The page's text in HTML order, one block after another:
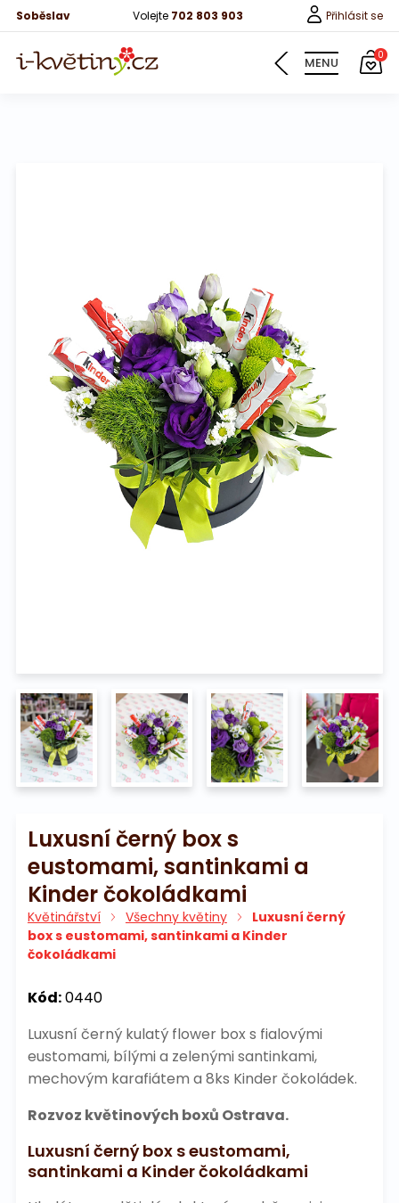
Soběslav Volejte 702 803 903 Přihlásit se
MENU 0
Růže 40cm
Bonboniery
Vína
Na pohřeb
Luxusní černý box s
eustomami, santinkami a
Kinder čokoládkami
Květinářství Všechny květiny
Luxusní černý
box s eustomami, santinkami a Kinder
čokoládkami
Kód:0440
Luxusní černý kulatý flower box s fialovými
eustomami, bílými a zelenými santinkami,
mechovým karafiátem a 8ks Kinder čokoládek.
Rozvoz květinových boxů Ostrava.
Luxusní černý box s eustomami,
santinkami a Kinder čokoládkami